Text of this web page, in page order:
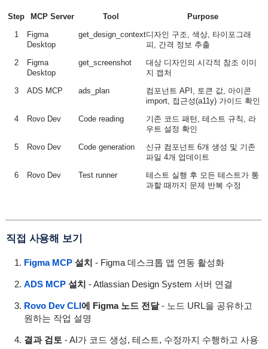
Step MCP Server Tool
Purpose
1
Figma
Desktop
get_design_context디자인 구조, 색상, 타이포그래
피, 간격 정보 추출
2
Figma
Desktop
get_screenshot
대상 디자인의 시각적 참조 이미
지 캡처
3
ADS MCP ads_plan
컴포넌트 API, 토큰 값, 아이콘
import, 접근성(a11y) 가이드 확인
4
Rovo Dev Code reading
기존 코드 패턴, 테스트 규칙, 라
우트 설정 확인
5
Rovo Dev Code generation
신규 컴포넌트 6개 생성 및 기존
파일 4개 업데이트
6
Rovo Dev Test runner
테스트 실행 후 모든 테스트가 통
과할 때까지 문제 반복 수정
직접 사용해 보기
Figma MCP설치 - Figma 데스크톱 앱 연동 활성화
ADS MCP설치 - Atlassian Design System 서버 연결
Rovo Dev CLI에 Figma 노드 전달- 노드 URL을 공유하고
원하는 작업 설명
결과 검토 - AI가 코드 생성, 테스트, 수정까지 수행하고 사용